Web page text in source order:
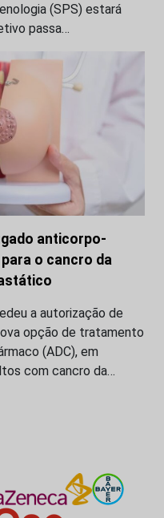
(SPS) estará
passa…
anticorpo-
o cancro da
a autorização de
opção de tratamento
(ADC), em
com cancro da…